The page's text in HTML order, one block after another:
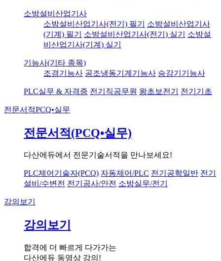
소방설비산업기사
소방설비산업기사(전기) 필기
소방설비산업기사
(기계) 필기
소방설비산업기사(전기) 실기
소방설
비산업기사(기계) 실기
기능사(기타 종목)
조경기능사 공조냉동기계기능사 승강기기능사
PLC실무 & 자격증 전기직공무원 왕초보전기 전기기초
전문서적PCQ•실무
전문서적(PCQ•실무)
다산에듀에서 전문기술서적을 만나보세요!
PLC제어기술자(PCQ) 자동제어/PLC 전기공학일반 전기
설비/수변전 전기공사/안전 소방실무/전기
강의보기
강의보기
합격에 더 빠르게 다가가는
다산에듀 동영상 강의!